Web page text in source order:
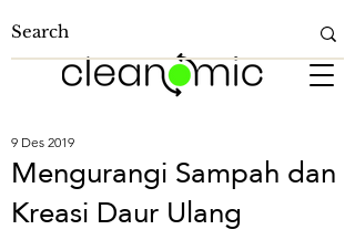
Mengurangi Sampah dan
Kreasi Daur Ulang
9 Des 2019